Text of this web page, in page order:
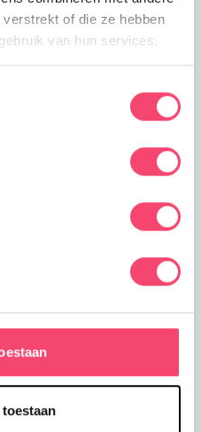
of die ze hebben
van hun services.
de stormbaan? Rijd zelf
en meer!